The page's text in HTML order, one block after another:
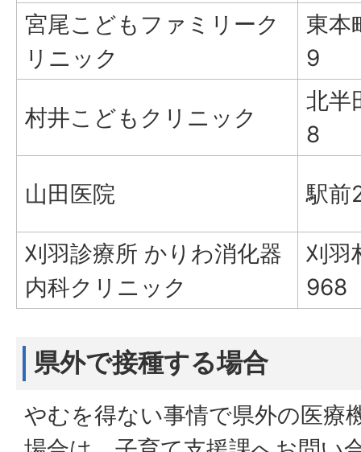
宮尾こどもファミリーク
リニック
東本
9
村井こどもクリニック
北半
8
山田医院 駅前
刈羽診療所 かりわ消化器
内科クリニック
刈羽
968
県外で接種する場合
やむを得ない事情で県外の医療